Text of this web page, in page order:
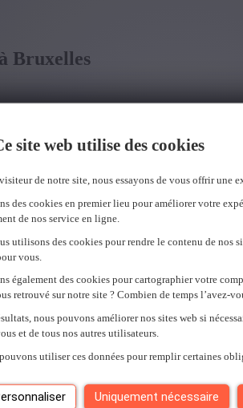
site web utilise des cookies
de notre site, nous essayons de vous offrir une
des cookies en premier lieu pour améliorer votre
de nos service en ligne.
utilisons des cookies pour rendre le contenu de nos
vous.
également des cookies pour cartographier votre
retrouvé sur notre site ? Combien de temps l’avez-
nous pouvons améliorer nos sites web si
et de tous nos autres utilisateurs.
utiliser ces données pour remplir certaines
Uniquement nécessaire
Bruxelles
Vous ne pouvez pas accéder à cette page
Une erreur s'est produite. Veuillez
Vous avez vu0des0offres